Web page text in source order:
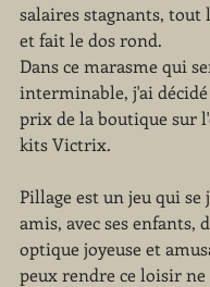
salaires stagnants, tout
et fait le dos rond.
Dans ce marasme qui
interminable, j'ai décidé
prix de la boutique sur
kits Victrix.
Pillage est un jeu qui se
amis, avec ses enfants,
optique joyeuse et
peux rendre ce loisir ne